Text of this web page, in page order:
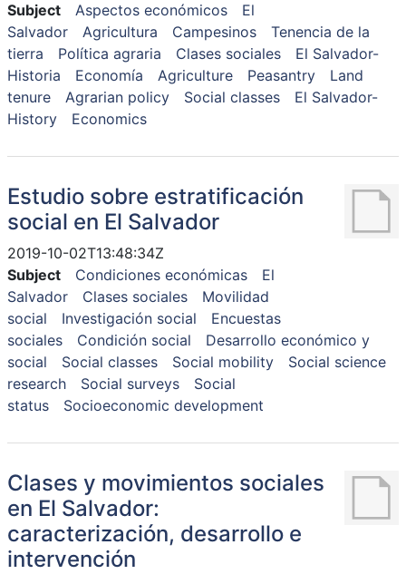
Subject
Aspectos económicos
El
Salvador
Agricultura Campesinos
Tenencia de la
tierra
Política agraria Clases sociales
El Salvador-
Historia
Economía Agriculture Peasantry
Land
tenure
Agrarian policy Social classes
El Salvador-
History
Economics
Estudio sobre estratificación
social en El Salvador
2019-10-02T13:48:34Z
Subject
Condiciones económicas
El
Salvador
Clases sociales
Movilidad
social
Investigación social
Encuestas
sociales
Condición social
Desarrollo económico y
social
Social classes Social mobility
Social science
research
Social surveys
Social
status
Socioeconomic development
Clases y movimientos sociales
en El Salvador:
caracterización, desarrollo e
intervención